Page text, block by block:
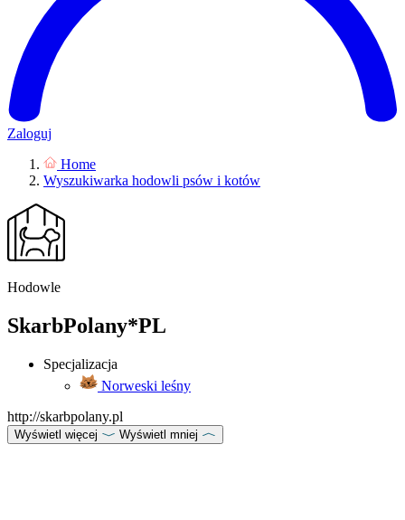
Zaloguj
Home
Wyszukiwarka hodowli psów i kotów
Hodowle
SkarbPolany*PL
Specjalizacja
Norweski leśny
http://skarbpolany.pl
Wyświetl więcej Wyświetl mniej